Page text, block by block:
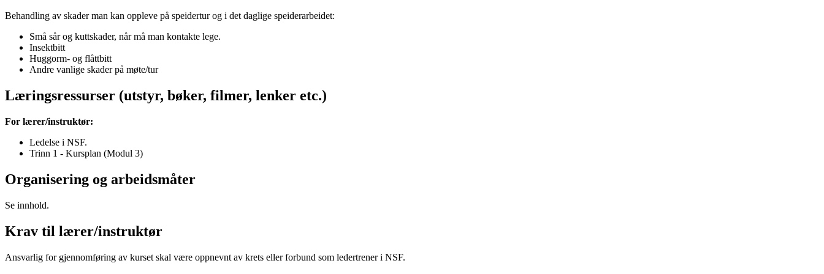
Behandling av skader man kan oppleve på speidertur og i det daglige speiderarbeidet:
Små sår og kuttskader, når må man kontakte lege.
Insektbitt
Huggorm- og flåttbitt
Andre vanlige skader på møte/tur
Læringsressurser (utstyr, bøker, filmer, lenker etc.)
For lærer/instruktør:
Ledelse i NSF.
Trinn 1 - Kursplan (Modul 3)
Organisering og arbeidsmåter
Se innhold.
Krav til lærer/instruktør
Ansvarlig for gjennomføring av kurset skal være oppnevnt av krets eller forbund som ledertrener i NSF.